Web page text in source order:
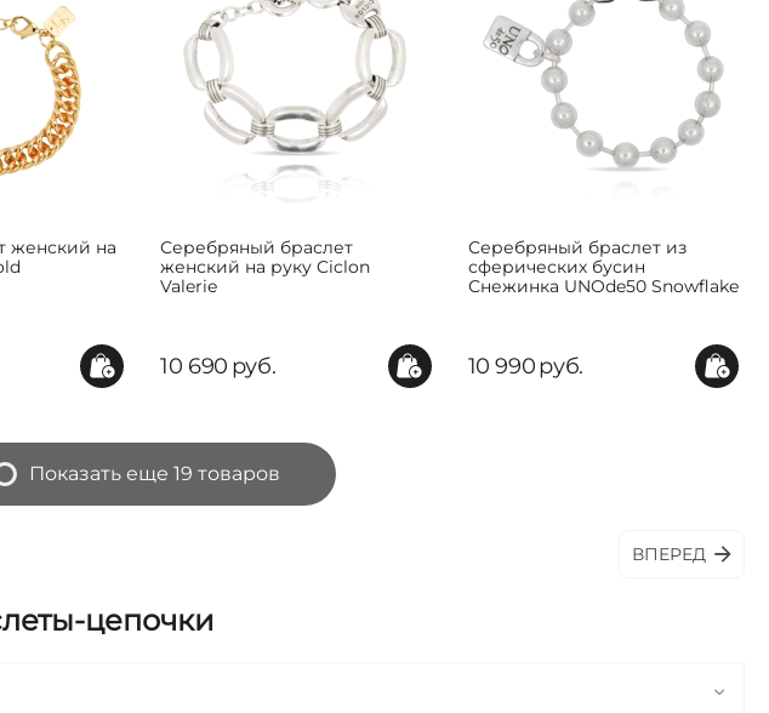
цепочки
женский на
Серебряный браслет
женский на руку Ciclon
Valerie
10 690 руб.
Серебряный браслет из
сферических бусин
Снежинка UNOde50 Snowflake
10 990руб.
Показать еще 19 товаров
ВПЕРЕД